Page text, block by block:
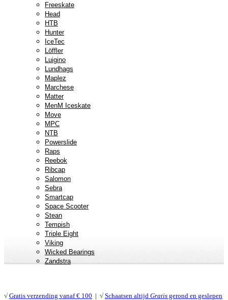
Freeskate
Head
HTB
Hunter
IceTec
Löffler
Luigino
Lundhags
Maplez
Marchese
Matter
MenM Iceskate
Move
MPC
NTB
Powerslide
Raps
Reebok
Ribcap
Salomon
Sebra
Smartcap
Space Scooter
Stean
Tempish
Triple Eight
Viking
Wicked Bearings
Zandstra
√ Gratis verzending vanaf € 100 | √ Schaatsen altijd Gratis gerond en geslepen